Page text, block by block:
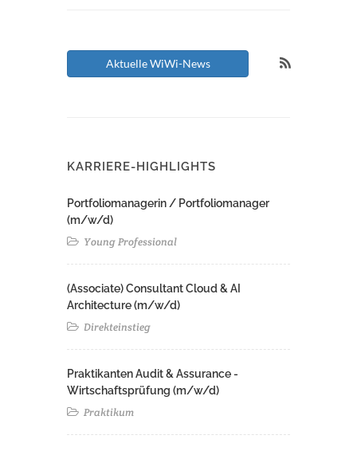
Aktuelle WiWi-News
KARRIERE-HIGHLIGHTS
Portfoliomanagerin / Portfoliomanager
(m/w/d)
Young Professional
(Associate) Consultant Cloud & AI
Architecture (m/w/d)​ ​
Direkteinstieg
Praktikanten Audit & Assurance -
Wirtschaftsprüfung (m/w/d)
Praktikum